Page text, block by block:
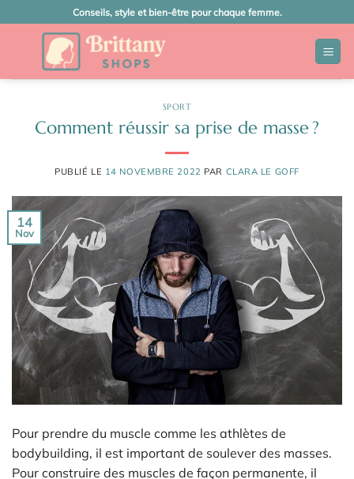
au
Conseils, style et bien-être pour chaque femme.
SPORT
Comment réussir sa prise de masse ?
PUBLIÉ LE 14 NOVEMBRE 2022 PAR CLARA LE GOFF
14
Nov
Pour prendre du muscle comme les athlètes de
bodybuilding, il est important de soulever des masses.
Pour construire des muscles de façon permanente, il